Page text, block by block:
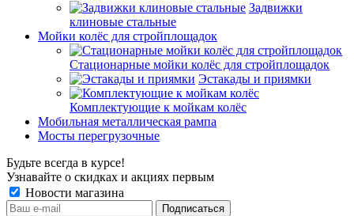
Задвижки
клиновые стальные
Мойки колёс для стройплощадок
Стационарные мойки колёс для стройплощадок
Эстакады и приямки
Комплектующие к мойкам колёс
Мобильная металлическая рампа
Мосты перегрузочные
Будьте всегда в курсе!
Узнавайте о скидках и акциях первым
Новости магазина